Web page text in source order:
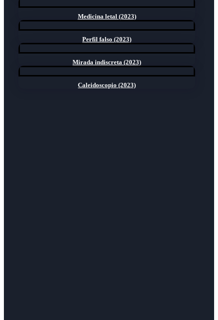
Medicina letal (2023)
Perfil falso (2023)
Mirada indiscreta (2023)
Caleidoscopio (2023)